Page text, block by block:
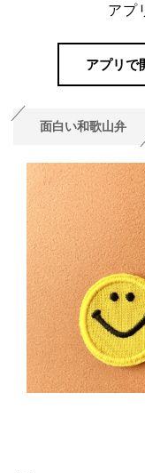
アプ
アプリで
面白い和歌山弁